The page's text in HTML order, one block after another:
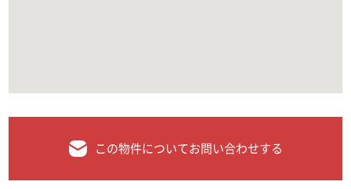
この物件についてお問い合わせする